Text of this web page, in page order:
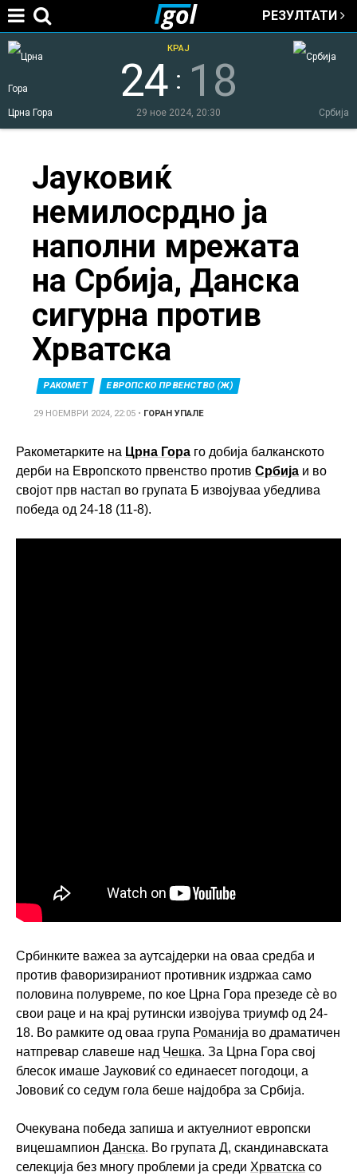
Jump to navigation
РЕЗУЛТАТИ
Црна Гора Србија
24 : 18
КРАЈ
29 ное 2024, 20:30
here
Јауковиќ
немилосрдно ја
наполни мрежата
на Србија, Данска
сигурна против
Хрватска
РАКОМЕТ ЕВРОПСКО ПРВЕНСТВО (Ж)
29 НОЕМВРИ 2024, 22:05 • ГОРАН УПАЛЕ
Ракометарките на Црна Гора го добија балканското
дерби на Европското првенство против Србија и во
својот прв настап во групата Б извојуваа убедлива
победа од 24-18 (11-8).
Србинките важеа за аутсајдерки на оваа средба и
против фаворизираниот противник издржаа само
половина полувреме, по кое Црна Гора презеде сè во
свои раце и на крај рутински извојува триумф од 24-
18. Во рамките од оваа група Романија во драматичен
натпревар славеше над Чешка. За Црна Гора свој
блесок имаше Јауковиќ со единаесет погодоци, а
Јововиќ со седум гола беше најдобра за Србија.
Очекувана победа запиша и актуелниот европски
вицешампион Данска. Во групата Д, скандинавската
селекција без многу проблеми ја среди Хрватска со